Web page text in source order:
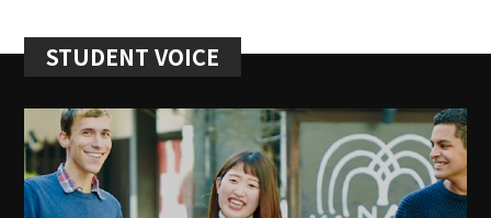
STUDENT VOICE